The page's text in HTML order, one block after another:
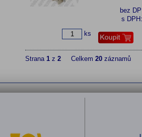
bez
s
ks
Strana 1z 2Celkem 20záznamů